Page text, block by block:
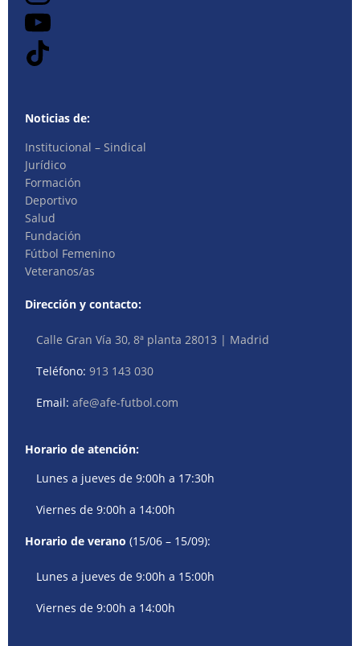
Noticias de:
Institucional – Sindical
Jurídico
Formación
Deportivo
Salud
Fundación
Fútbol Femenino
Veteranos/as
Dirección y contacto:
Calle Gran Vía 30, 8ª planta 28013 | Madrid
Teléfono:913 143 030
Email:afe@afe-futbol.com
Horario de atención:
Lunes a jueves de 9:00h a 17:30h
Viernes de 9:00h a 14:00h
Horario de verano (15/06 – 15/09):
Lunes a jueves de 9:00h a 15:00h
Viernes de 9:00h a 14:00h